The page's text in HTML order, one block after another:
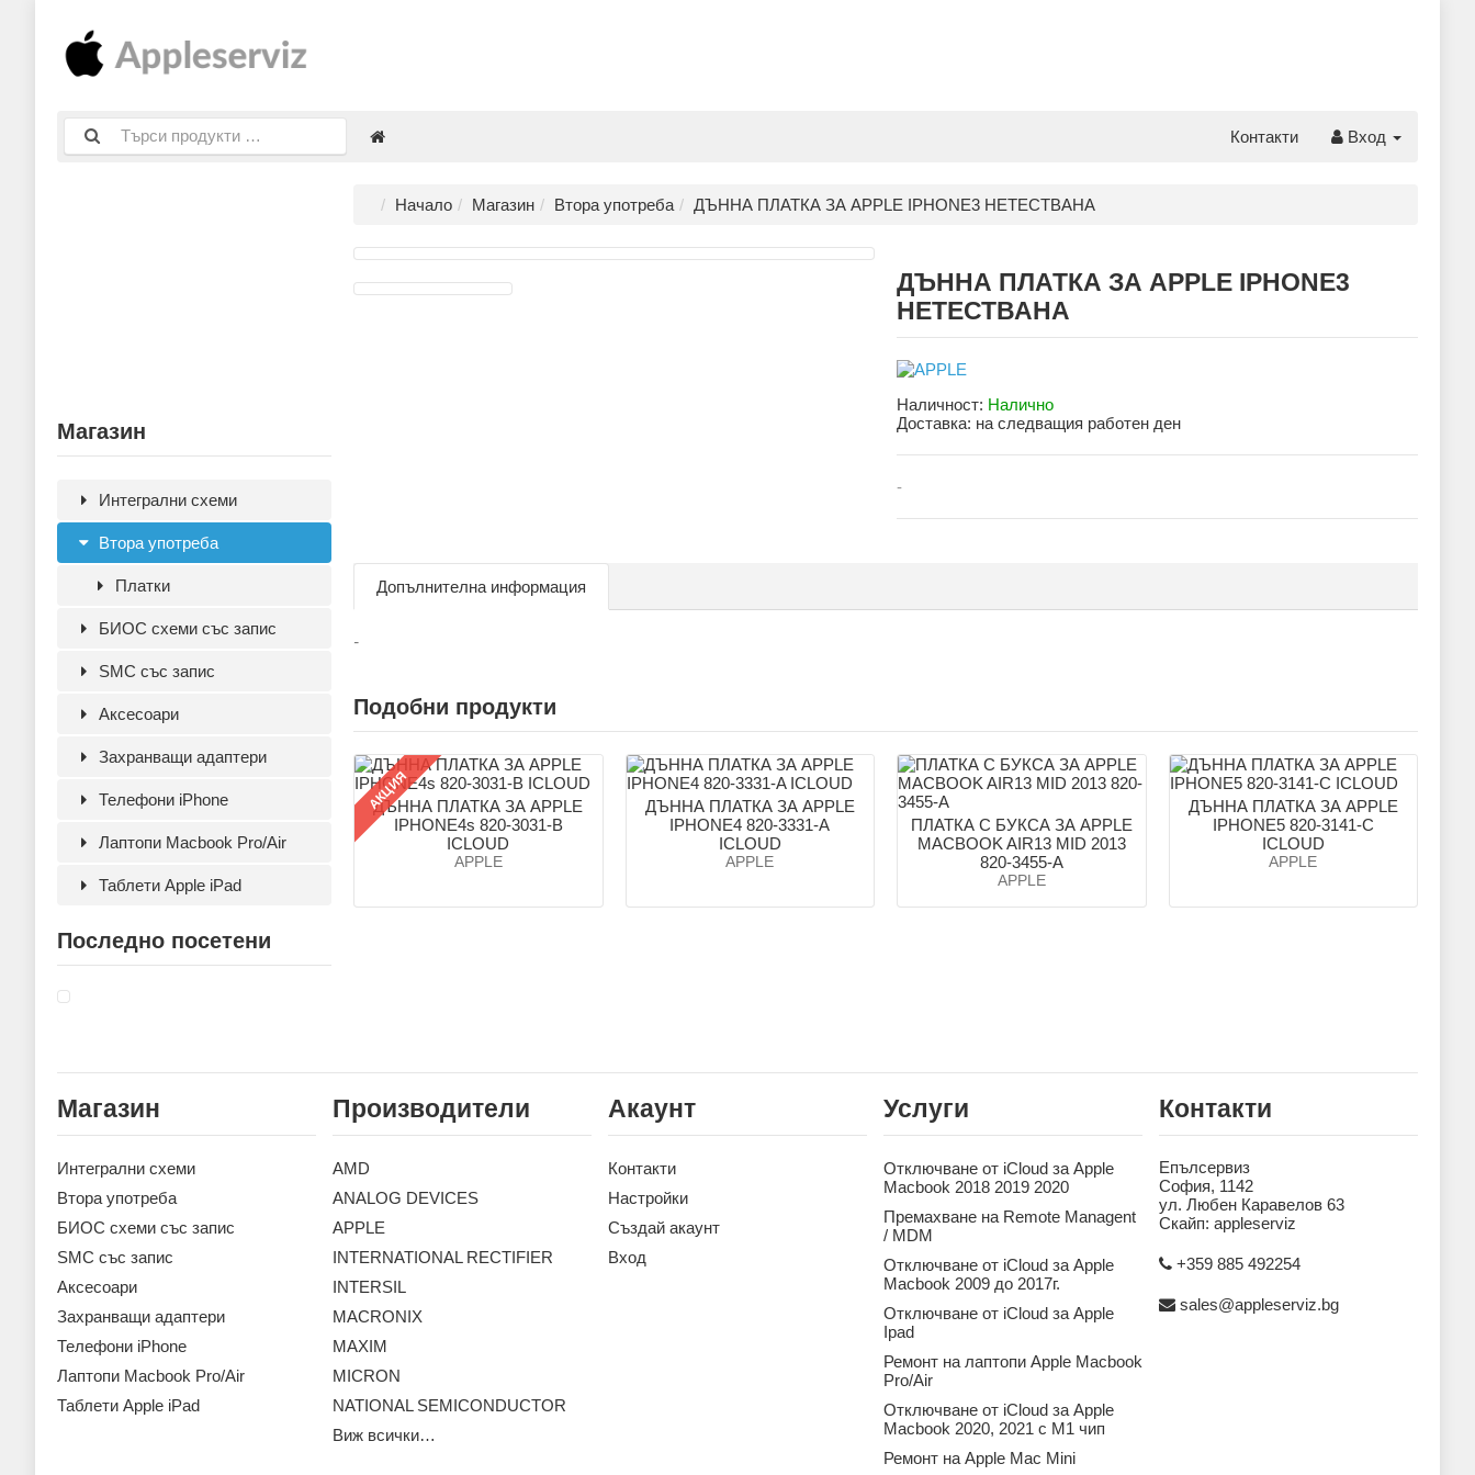
Контакти Вход
Магазин
Интегрални схеми
Втора употреба
Платки
БИОС схеми със запис
SMC със запис
Аксесoари
Захранващи адаптери
Телефони iPhone
Лаптопи Macbook Pro/Air
Таблети Apple iPad
Последно посетени
Начало Магазин Втора употреба ДЪННА ПЛАТКА ЗА APPLE IPHONE3 НЕТЕСТВАНА
ДЪННА ПЛАТКА ЗА APPLE IPHONE3
НЕТЕСТВАНА
Наличност: Налично
Доставка: на следващия работен ден
-
Допълнителна информация
-
Подобни продукти
АКЦИЯ
ДЪННА ПЛАТКА ЗА APPLE
IPHONE4s 820-3031-B
ICLOUD
APPLE
ДЪННА ПЛАТКА ЗА APPLE
IPHONE4 820-3331-A
ICLOUD
APPLE
ПЛАТКА С БУКСА ЗА APPLE
MACBOOK AIR13 MID 2013
820-3455-A
APPLE
ДЪННА ПЛАТКА ЗА APPLE
IPHONE5 820-3141-C
ICLOUD
APPLE
Магазин
Интегрални схеми
Втора употреба
БИОС схеми със запис
SMC със запис
Аксесoари
Захранващи адаптери
Телефони iPhone
Лаптопи Macbook Pro/Air
Таблети Apple iPad
Производители
AMD
ANALOG DEVICES
APPLE
INTERNATIONAL RECTIFIER
INTERSIL
MACRONIX
MAXIM
MICRON
NATIONAL SEMICONDUCTOR
Виж всички…
Акаунт
Контакти
Настройки
Създай акаунт
Вход
Услуги
Отключване от iCloud за Apple
Macbook 2018 2019 2020
Премахване на Remote Managent
/ MDM
Отключване от iCloud за Apple
Macbook 2009 до 2017г.
Отключване от iCloud за Apple
Ipad
Ремонт на лаптопи Apple Macbook
Pro/Air
Отключване от iCloud за Apple
Macbook 2020, 2021 с M1 чип
Ремонт на Apple Mac Mini
Контакти
Епълсервиз
София, 1142
ул. Любен Каравелов 63
Скайп: appleserviz
+359 885 492254
sales@appleserviz.bg